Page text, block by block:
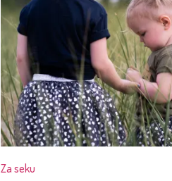
Za seku